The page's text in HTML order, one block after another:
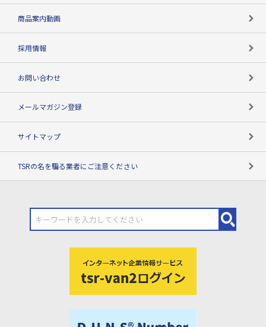
商品案内動画
採用情報
お問い合わせ
メールマガジン登録
サイトマップ
TSRの名を騙る業者にご注意ください